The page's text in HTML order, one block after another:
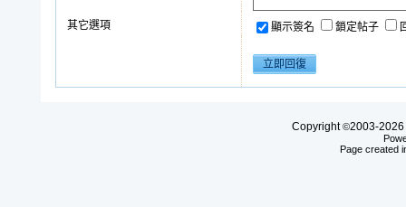
其它選項 顯示簽名 鎖定帖子
Copyright©2003-2026
Page created